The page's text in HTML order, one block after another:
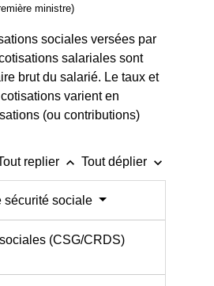
ministre)
sociales versées par
salariales sont
brut du salarié. Le taux et
varient en
(ou contributions)
replier keyboard_arrow_up Tout déplier keyboard_arrow_down
sécurité sociale
(CSG/CRDS)